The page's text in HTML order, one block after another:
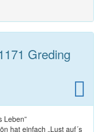
Greding
Leben”
hat einfach „Lust auf´s